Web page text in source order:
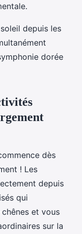
depuis les
dorée
dès
! Les
depuis
qui
et vous
sur la